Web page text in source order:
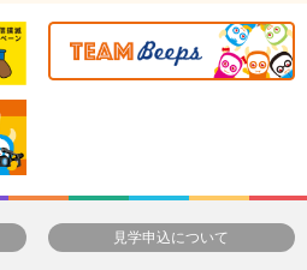
見学申込について